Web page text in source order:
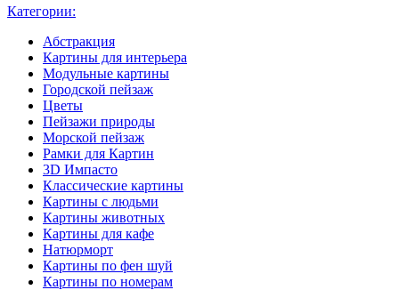
Категории:
Абстракция
Картины для интерьера
Модульные картины
Городской пейзаж
Цветы
Пейзажи природы
Морской пейзаж
Рамки для Картин
3D Импасто
Классические картины
Картины с людьми
Картины животных
Картины для кафе
Натюрморт
Картины по фен шуй
Картины по номерам